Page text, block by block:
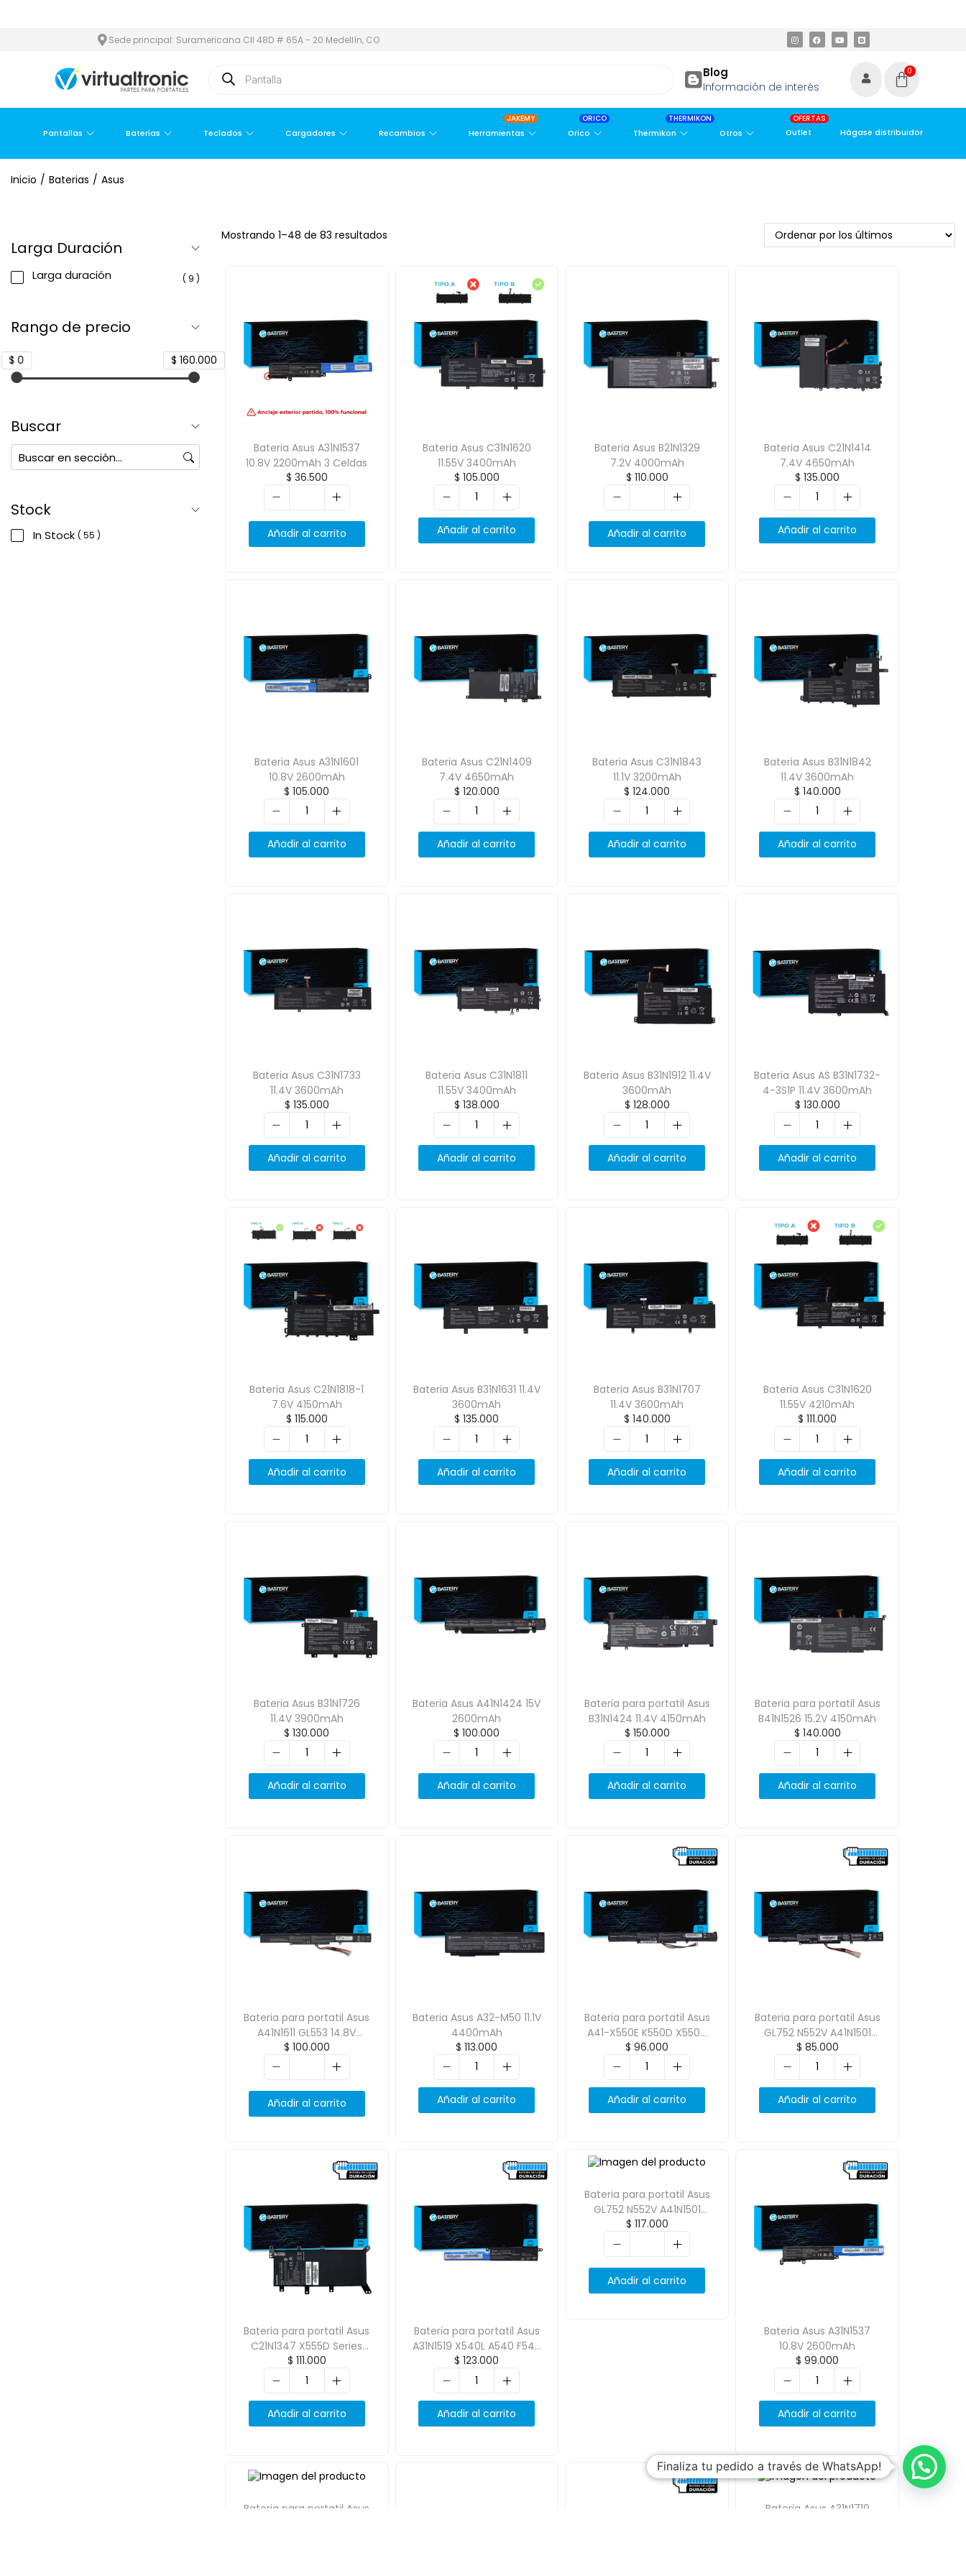
Sede principal: Suramericana Cll 48D # 65A - 20 Medellín, CO
Blog
Información de interés
0
Pantallas Baterías Teclados Cargadores Recambios Herramientas
JAKEMY
Orico
ORICO
Thermikon
THERMIKON
Otros
Outlet
OFERTAS
Hágase distribuidor
Inicio / Baterias / Asus
Mostrando 1–48 de 83 resultados
Bateria Asus A31N1537
10.8V 2200mAh 3 Celdas
$ 36.500
Añadir al carrito
Bateria Asus C31N1620
11.55V 3400mAh
$ 105.000
Añadir al carrito
Bateria Asus B21N1329
7.2V 4000mAh
$ 110.000
Añadir al carrito
Bateria Asus C21N1414
7.4V 4650mAh
$ 135.000
Añadir al carrito
Bateria Asus A31N1601
10.8V 2600mAh
$ 105.000
Añadir al carrito
Bateria Asus C21N1409
7.4V 4650mAh
$ 120.000
Añadir al carrito
Bateria Asus C31N1843
11.1V 3200mAh
$ 124.000
Añadir al carrito
Bateria Asus B31N1842
11.4V 3600mAh
$ 140.000
Añadir al carrito
Bateria Asus C31N1733
11.4V 3600mAh
$ 135.000
Añadir al carrito
Bateria Asus C31N1811
11.55V 3400mAh
$ 138.000
Añadir al carrito
Bateria Asus B31N1912 11.4V
3600mAh
$ 128.000
Añadir al carrito
Bateria Asus AS B31N1732-
4-3S1P 11.4V 3600mAh
$ 130.000
Añadir al carrito
Bateria Asus C21N1818-1
7.6V 4150mAh
$ 115.000
Añadir al carrito
Bateria Asus B31N1631 11.4V
3600mAh
$ 135.000
Añadir al carrito
Bateria Asus B31N1707
11.4V 3600mAh
$ 140.000
Añadir al carrito
Bateria Asus C31N1620
11.55V 4210mAh
$ 111.000
Añadir al carrito
Bateria Asus B31N1726
11.4V 3900mAh
$ 130.000
Añadir al carrito
Bateria Asus A41N1424 15V
2600mAh
$ 100.000
Añadir al carrito
Bateria para portatil Asus
B31N1424 11.4V 4150mAh
$ 150.000
Añadir al carrito
Bateria para portatil Asus
B41N1526 15.2V 4150mAh
$ 140.000
Añadir al carrito
Bateria para portatil Asus
A41N1611 GL553 14.8V
2200mAh
$ 100.000
Añadir al carrito
Bateria Asus A32-M50 11.1V
4400mAh
$ 113.000
Añadir al carrito
Bateria para portatil Asus
A41-X550E K550D X550D
x550z 14.4V 2600mAh
$ 96.000
Añadir al carrito
Bateria para portatil Asus
GL752 N552V A41N1501
14.4V/2600mAh
$ 85.000
Añadir al carrito
Bateria para portatil Asus
C21N1347 X555D Series
K555 Series 7.6V
4650mAh
$ 111.000
Añadir al carrito
Bateria para portatil Asus
A31N1519 X540L A540 F540
R540 11.25V 2600Mah
$ 123.000
Añadir al carrito
Bateria para portatil Asus
GL752 N552V A41N1501
14.4V/2600mAh
$ 117.000
Añadir al carrito
Bateria Asus A31N1537
10.8V 2600mAh
$ 99.000
Añadir al carrito
Bateria para portatil Asus
Bateria Asus A31N1719
Larga Duración
Larga duración ( 9 )
Rango de precio
$ 0 $ 160.000
Buscar
Stock
In Stock ( 55 )
Finaliza tu pedido a través de WhatsApp!